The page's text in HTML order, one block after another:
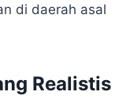
di daerah asal
Realistis